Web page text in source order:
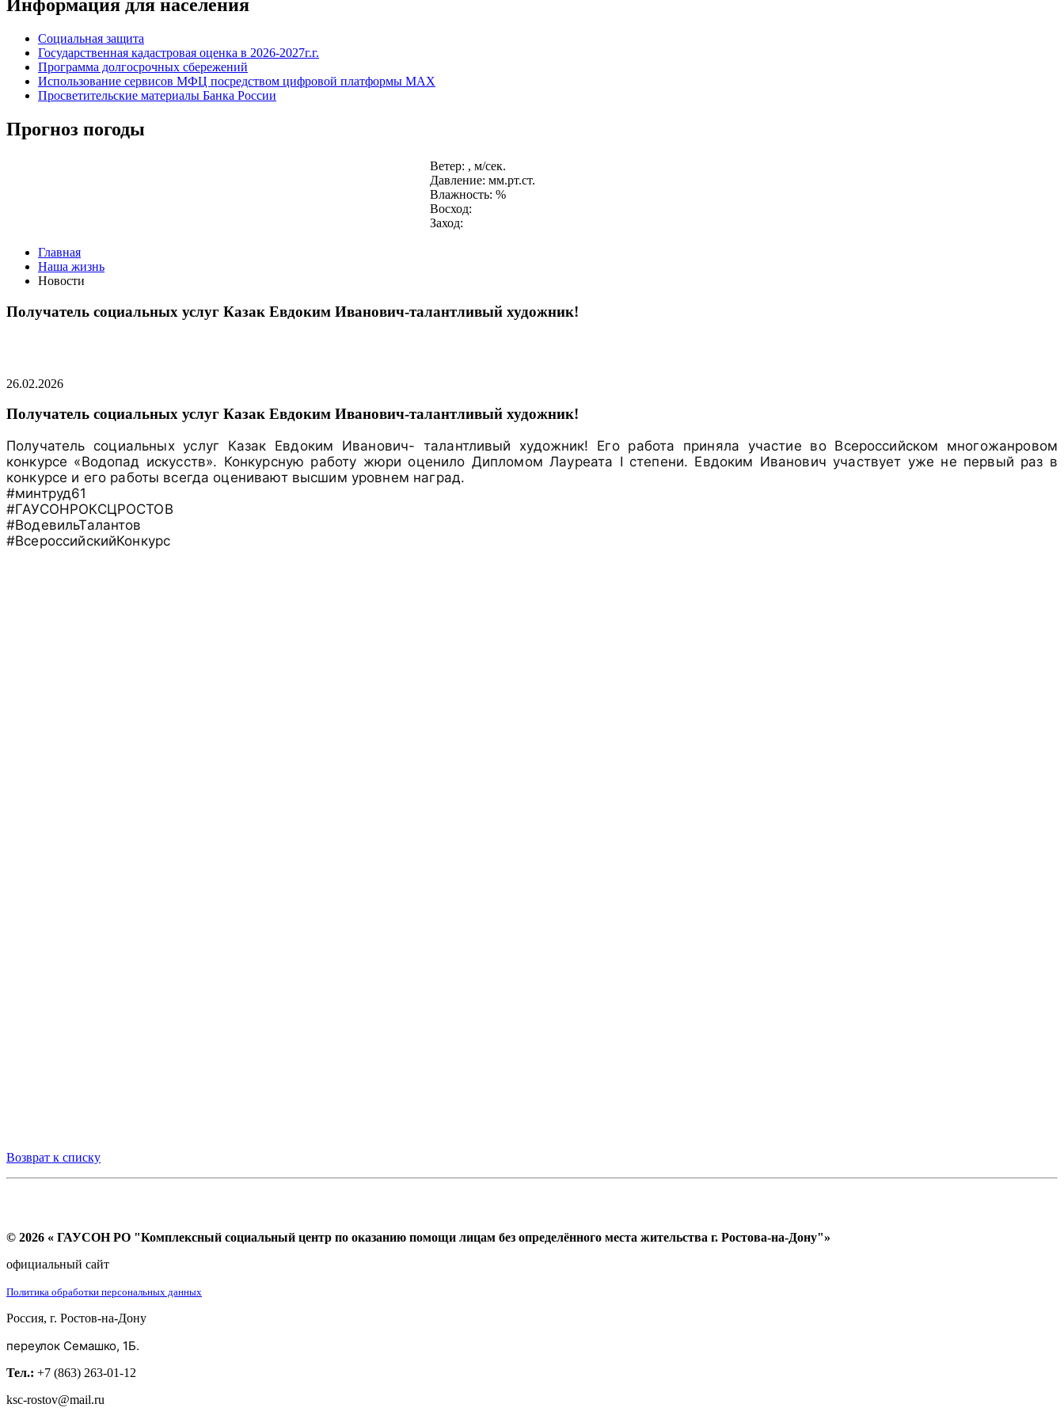
Информация для населения
Социальная защита
Государственная кадастровая оценка в 2026-2027г.г.
Программа долгосрочных сбережений
Использование сервисов МФЦ посредством цифровой платформы MAX
Просветительские материалы Банка России
Прогноз погоды
Ветер: , м/сек.
Давление: мм.рт.ст.
Влажность: %
Восход:
Заход:
Главная
Наша жизнь
Новости
Получатель социальных услуг Казак Евдоким Иванович-талантливый художник!
26.02.2026
Получатель социальных услуг Казак Евдоким Иванович-талантливый художник!
Получатель социальных услуг Казак Евдоким Иванович- талантливый художник! Его работа приняла участие во Всероссийском многожанровом
конкурсе «Водопад искусств». Конкурсную работу жюри оценило Дипломом Лауреата I степени. Евдоким Иванович участвует уже не первый раз в
конкурсе и его работы всегда оценивают высшим уровнем наград.
#минтруд61
#ГАУСОНРОКСЦРОСТОВ
#ВодевильТалантов
#ВсероссийскийКонкурс
Возврат к списку
© 2026 « ГАУСОН РО "Комплексный социальный центр по оказанию помощи лицам без определённого места жительства г. Ростова-на-Дону"»
официальный сайт
Политика обработки персональных данных
Россия, г. Ростов-на-Дону
переулок Семашко, 1Б.
Тел.: +7 (863) 263-01-12
ksc-rostov@mail.ru